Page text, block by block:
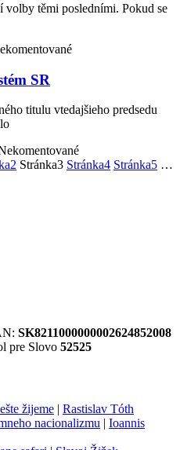
těmi posledními. Pokud se
SR
titulu vtedajšieho predsedu
2 Stránka3 Stránka4 Stránka5 …
SK8211000000002624852008
pre Slovo 52525
žijeme | Rastislav Tóth
nacionalizmu | Ioannis